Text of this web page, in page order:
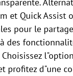
et Quick Assist
pour le
des
profitez d"une